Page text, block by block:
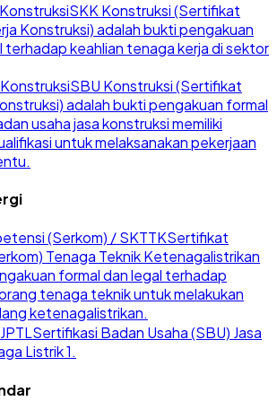
SKK Konstruksi (Sertifikat
Konstruksi) adalah bukti pengakuan
terhadap keahlian tenaga kerja di sektor
SBU Konstruksi (Sertifikat
adalah bukti pengakuan formal
usaha jasa konstruksi memiliki
untuk melaksanakan pekerjaan
(Serkom) / SKTTKSertifikat
Tenaga Teknik Ketenagalistrikan
formal dan legal terhadap
tenaga teknik untuk melakukan
ketenagalistrikan.
Sertifikasi Badan Usaha (SBU) Jasa
Listrik 1.